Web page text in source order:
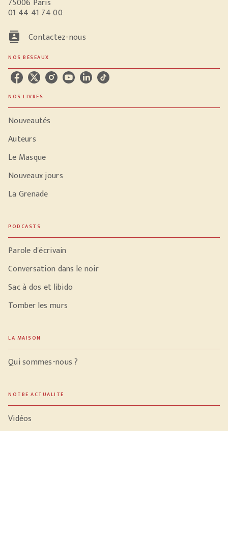
75006 Paris
01 44 41 74 00
contacts Contactez-nous
NOS RÉSEAUX
NOS LIVRES
Nouveautés
Auteurs
Le Masque
Nouveaux jours
La Grenade
PODCASTS
Parole d'écrivain
Conversation dans le noir
Sac à dos et libido
Tomber les murs
LA MAISON
Qui sommes-nous ?
NOTRE ACTUALITÉ
Vidéos